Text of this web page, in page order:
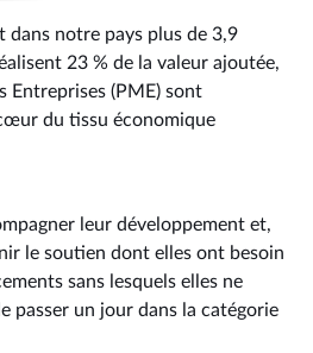
dans notre pays plus de 3,9
23 % de la valeur ajoutée,
Entreprises (PME) sont
du tissu économique
leur développement et,
le soutien dont elles ont besoin
sans lesquels elles ne
passer un jour dans la catégorie